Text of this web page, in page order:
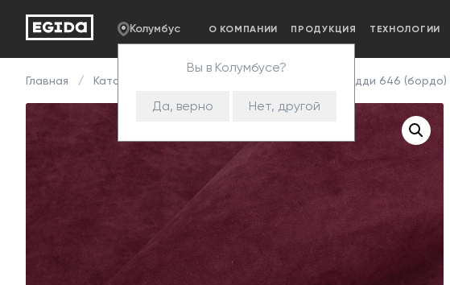
Колумбус
Вы в Колумбусе?
Да, верно Нет, другой
О КОМПАНИИ ПРОДУКЦИЯ ТЕХНОЛОГИИ
Главная Каталог Тедди 646 (бордо)